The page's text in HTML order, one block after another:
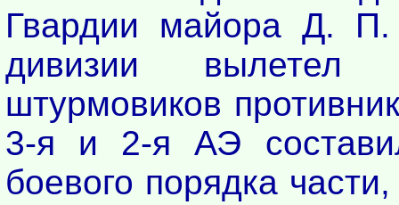
Гвардии майора Д.
дивизии
штурмовиков
3-я и 2-я АЭ
боевого порядка